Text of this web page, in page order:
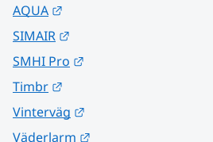
AQUA
SIMAIR
SMHI Pro
Timbr
Vinterväg
Väderlarm